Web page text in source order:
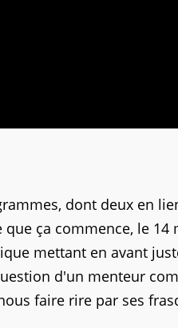
dont deux en
ça commence, le 14
mettant en avant
d'un menteur
faire rire par ses